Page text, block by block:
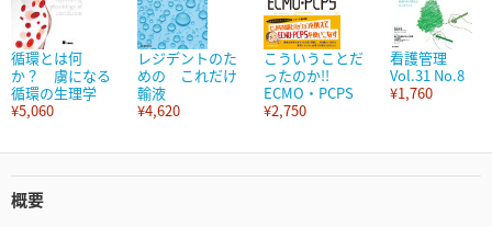
循環とは何
か？ 虜になる
循環の生理学
¥5,060
レジデントのた
めの これだけ
輸液
¥4,620
こういうことだ
ったのか!!
ECMO・PCPS
¥2,750
看護管理
Vol.31 No.8
¥1,760
概要